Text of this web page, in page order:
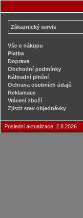
Zákaznický servis
Vše o nákupu
Platba
Doprava
Obchodní podmínky
Náhradní plnění
Ochrana osobních údajů
Reklamace
Vrácení zboží
Zjistit stav objednávky
Poslední aktualizace: 2.8.2026